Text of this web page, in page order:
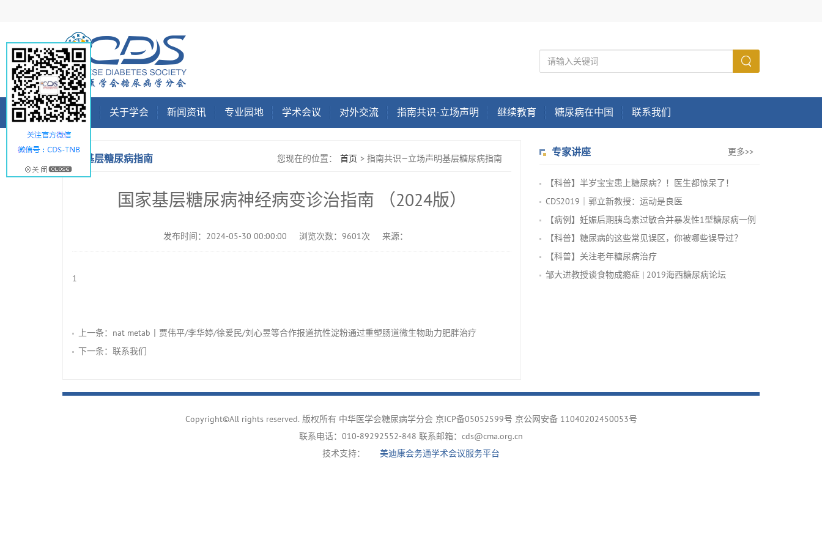
首页 关于学会 新闻资讯 专业园地 学术会议 对外交流 指南共识-立场声明 继续教育 糖尿病在中国 联系我们
基层糖尿病指南 您现在的位置： 首页 > 指南共识—立场声明基层糖尿病指南
国家基层糖尿病神经病变诊治指南 （2024版）
发布时间：2024-05-30 00:00:00 浏览次数：9601次 来源：
1
上一条： nat metab丨贾伟平/李华婷/徐爱民/刘心昱等合作报道抗性淀粉通过重塑肠道微生物助力肥胖治疗
下一条： 联系我们
专家讲座 更多>>
【科普】半岁宝宝患上糖尿病？！医生都惊呆了！
CDS2019｜郭立新教授：运动是良医
【病例】妊娠后期胰岛素过敏合并暴发性1型糖尿病一例
【科普】糖尿病的这些常见误区，你被哪些误导过？
【科普】关注老年糖尿病治疗
邹大进教授谈食物成瘾症 | 2019海西糖尿病论坛
Copyright©All rights reserved. 版权所有 中华医学会糖尿病学分会 京ICP备05052599号 京公网安备 11040202450053号
联系电话：010-89292552-848 联系邮箱：cds@cma.org.cn
技术支持： 美迪康会务通学术会议服务平台